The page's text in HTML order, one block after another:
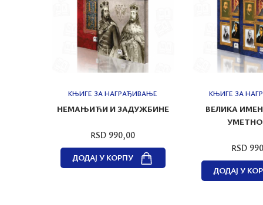
КЊИГЕ ЗА НАГРАЂИВАЊЕ
НЕМАЊИЋИ И ЗАДУЖБИНЕ
RSD 990,00
ДОДАЈ У КОРПУ
КЊИГЕ ЗА
ВЕЛИКА
RSD
ДОДАЈ У